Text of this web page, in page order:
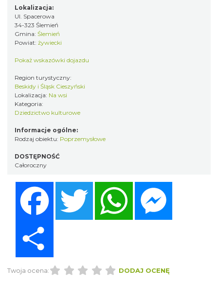
Lokalizacja:
Ul. Spacerowa
34-323 Ślemień
Gmina: Ślemień
Powiat: żywiecki
Pokaż wskazówki dojazdu
Region turystyczny:
Beskidy i Śląsk Cieszyński
Lokalizacja: Na wsi
Kategoria:
Dziedzictwo kulturowe
Informacje ogólne:
Rodzaj obiektu: Poprzemysłowe
DOSTĘPNOŚĆ
Całoroczny
Twitter WhatsApp
Twoja ocena: DODAJ OCENĘ